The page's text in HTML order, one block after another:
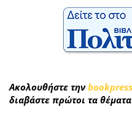
Ακολουθήστε την
διαβάστε πρώτοι τα